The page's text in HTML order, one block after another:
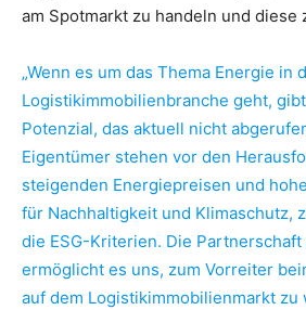
am Spotmarkt zu handeln und diese
„Wenn es um das Thema Energie in
Logistikimmobilienbranche geht,
Potenzial, das aktuell nicht
Eigentümer stehen vor den
steigenden Energiepreisen und
für Nachhaltigkeit und Klimaschutz,
die ESG-Kriterien. Die
ermöglicht es uns, zum Vorreiter
auf dem Logistikimmobilienmarkt zu